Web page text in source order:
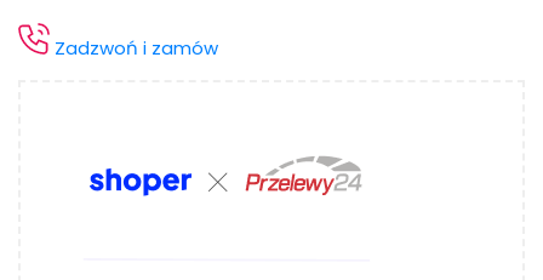
Zadzwoń i zamów